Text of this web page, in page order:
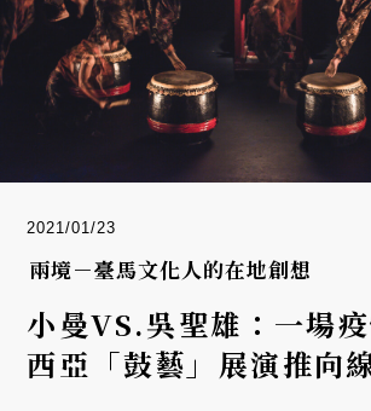
2021/01/23
兩境－臺馬文化人的在地創想
小曼VS.吳聖雄：一場
西亞「鼓藝」展演推向